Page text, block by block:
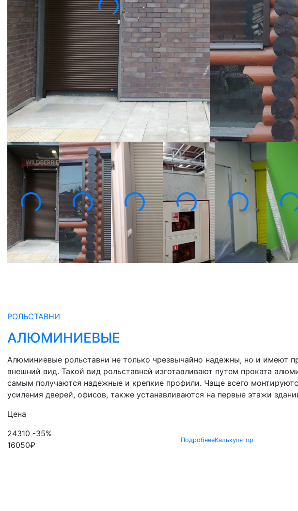
конечно,
Сегодня
этой
От
2
РОЛЬСТАВНИ
АЛЮМИНИЕВЫЕ
Алюминиевые рольставни не только чрезвычайно надежны, но и имеют
внешний вид. Такой вид рольставней изготавливают путем проката
самым получаются надежные и крепкие профили. Чаще всего
усиления дверей, офисов, также устанавливаются на первые этажи
Цена
24310 -35%
16050₽
ПодробнееКалькулятор